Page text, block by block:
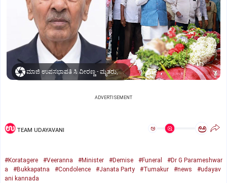
ಮಾಜಿ ಉಪಸಭಾಪತಿ ಸಿ.ವೀರಣ್ಣ - ಮೃತರು, ಅಂತಿಮ ನಮನ ಪಡೆದ ಉಪಮುಖ್ಯಮಂತ್ರಿ, ಕ್ಷೇತ್ರದ ಶಾಸಕ ಡಾ.ಜಿ. ಪರಮೇಶ್ವರ್
ADVERTISEMENT
TEAM UDAYAVANI ಅ ಅ
#Koratagere #Veeranna #Minister #Demise #Funeral
#Dr G Parameshwar
a
#Bukkapatna #Condolence #Janata Party #Tumakur #news
#udayav
ani kannada